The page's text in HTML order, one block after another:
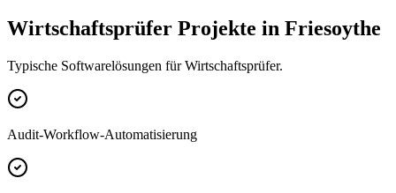
Wirtschaftsprüfer Projekte in Friesoythe
Typische Softwarelösungen für Wirtschaftsprüfer.
Audit-Workflow-Automatisierung